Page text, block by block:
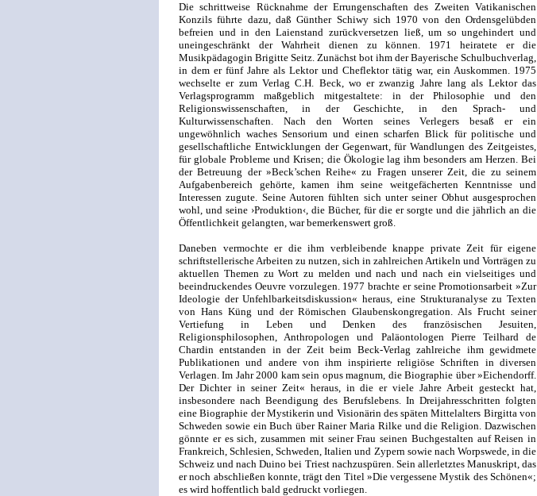
Die schrittweise Rücknahme der Errungenschaften des Zweiten Vatikanischen
Konzils führte dazu, daß Günther Schiwy sich 1970 von den Ordensgelübden
befreien und in den Laienstand zurückversetzen ließ, um so ungehindert und
uneingeschränkt der Wahrheit dienen zu können. 1971 heiratete er die
Musikpädagogin Brigitte Seitz. Zunächst bot ihm der Bayerische Schulbuchverlag,
in dem er fünf Jahre als Lektor und Cheflektor tätig war, ein Auskommen. 1975
wechselte er zum Verlag C.H. Beck, wo er zwanzig Jahre lang als Lektor das
Verlagsprogramm maßgeblich mitgestaltete: in der Philosophie und den
Religionswissenschaften, in der Geschichte, in den Sprach- und
Kulturwissenschaften. Nach den Worten seines Verlegers besaß er ein
ungewöhnlich waches Sensorium und einen scharfen Blick für politische und
gesellschaftliche Entwicklungen der Gegenwart, für Wandlungen des Zeitgeistes,
für globale Probleme und Krisen; die Ökologie lag ihm besonders am Herzen. Bei
der Betreuung der »Beck’schen Reihe« zu Fragen unserer Zeit, die zu seinem
Aufgabenbereich gehörte, kamen ihm seine weitgefächerten Kenntnisse und
Interessen zugute. Seine Autoren fühlten sich unter seiner Obhut ausgesprochen
wohl, und seine ›Produktion‹, die Bücher, für die er sorgte und die jährlich an die
Öffentlichkeit gelangten, war bemerkenswert groß.
Daneben vermochte er die ihm verbleibende knappe private Zeit für eigene
schriftstellerische Arbeiten zu nutzen, sich in zahlreichen Artikeln und Vorträgen zu
aktuellen Themen zu Wort zu melden und nach und nach ein vielseitiges und
beeindruckendes Oeuvre vorzulegen. 1977 brachte er seine Promotionsarbeit »Zur
Ideologie der Unfehlbarkeitsdiskussion« heraus, eine Strukturanalyse zu Texten
von Hans Küng und der Römischen Glaubenskongregation. Als Frucht seiner
Vertiefung in Leben und Denken des französischen Jesuiten,
Religionsphilosophen, Anthropologen und Paläontologen Pierre Teilhard de
Chardin entstanden in der Zeit beim Beck-Verlag zahlreiche ihm gewidmete
Publikationen und andere von ihm inspirierte religiöse Schriften in diversen
Verlagen. Im Jahr 2000 kam sein opus magnum, die Biographie über »Eichendorff.
Der Dichter in seiner Zeit« heraus, in die er viele Jahre Arbeit gesteckt hat,
insbesondere nach Beendigung des Berufslebens. In Dreijahresschritten folgten
eine Biographie der Mystikerin und Visionärin des späten Mittelalters Birgitta von
Schweden sowie ein Buch über Rainer Maria Rilke und die Religion. Dazwischen
gönnte er es sich, zusammen mit seiner Frau seinen Buchgestalten auf Reisen in
Frankreich, Schlesien, Schweden, Italien und Zypern sowie nach Worpswede, in die
Schweiz und nach Duino bei Triest nachzuspüren. Sein allerletztes Manuskript, das
er noch abschließen konnte, trägt den Titel »Die vergessene Mystik des Schönen«;
es wird hoffentlich bald gedruckt vorliegen.